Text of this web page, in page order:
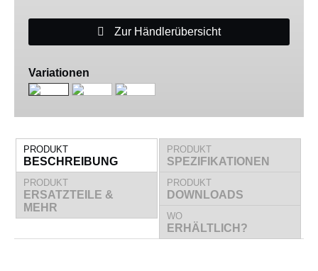
Zur Händlerübersicht
Variationen
PRODUKT
BESCHREIBUNG
PRODUKT
SPEZIFIKATIONEN
PRODUKT
ERSATZTEILE &
MEHR
PRODUKT
DOWNLOADS
WO
ERHÄLTLICH?